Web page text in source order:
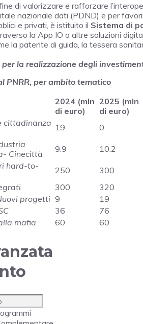
di valorizzare e rafforzare
nazionale dati (PDND) e per
e privati, è istituito il Sistema di
la App IO o altre soluzioni
la patente di guida, la tessera
la realizzazione degli
PNRR, per ambito tematico
2024 (mln
di euro)
2025 (mln
di euro)
cittadinanza 19 0
Cinecittà
9.9 10.2
hard-to-
250 300
300 320
progetti 9 19
36 76
mafia
60 60